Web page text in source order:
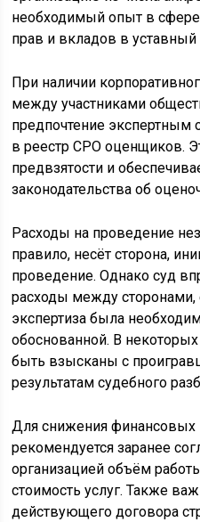
необходимый опыт в
прав и вкладов в уставный
При наличии
между участниками
предпочтение
в реестр СРО оценщиков.
предвзятости и
законодательства об
Расходы на проведение
правило, несёт сторона,
проведение. Однако суд
расходы между сторонами,
экспертиза была
обоснованной. В некоторых
быть взысканы с
результатам судебного
Для снижения
рекомендуется заранее
организацией объём
стоимость услуг. Также
действующего договора